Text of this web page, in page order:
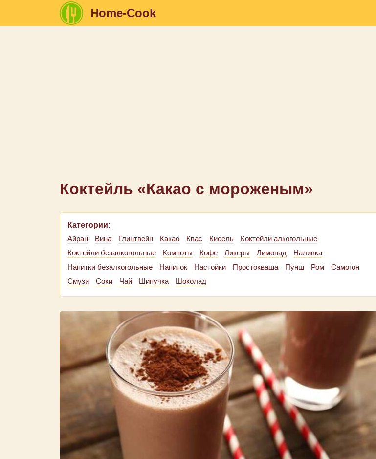
Home-Cook
Коктейль «Какао с мороженым»
Категории:
Айран
Вина Глинтвейн Какао Квас Кисель
Коктейли алкогольные
Коктейли безалкогольные
Компоты Кофе Ликеры Лимонад
Наливка
Напитки безалкогольные
Напиток Настойки Простокваша Пунш Ром
Самогон
Смузи
Соки Чай Шипучка Шоколад